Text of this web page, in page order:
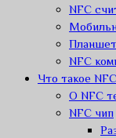
NFC
NFC
Что такое NFC
О NFC
NFC чип